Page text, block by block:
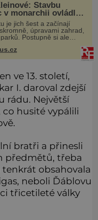
Stavbu
v monarchii ovládli
je jich šest a začínají
úpravami zahrad,
Postupně si ale
stavbu železnic. Během
na území monarchie
tratí, tedy
ve 13. století,
I. daroval zdejší
rádu. Největší
co husité vypálili
bratři a přinesli
předmětů, třeba
obsahovala
neboli Ďáblovu
třicetileté války